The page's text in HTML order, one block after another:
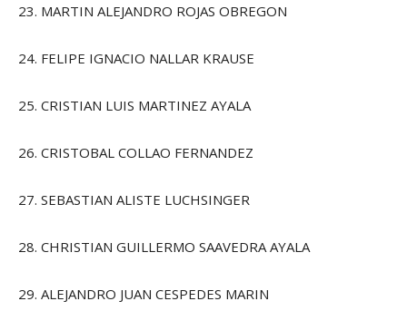
23. MARTIN ALEJANDRO ROJAS OBREGON
24. FELIPE IGNACIO NALLAR KRAUSE
25. CRISTIAN LUIS MARTINEZ AYALA
26. CRISTOBAL COLLAO FERNANDEZ
27. SEBASTIAN ALISTE LUCHSINGER
28. CHRISTIAN GUILLERMO SAAVEDRA AYALA
29. ALEJANDRO JUAN CESPEDES MARIN